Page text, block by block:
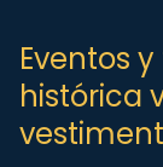
Eventos
histórica